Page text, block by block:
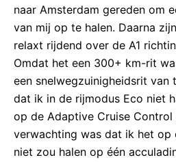
naar Amsterdam gereden om
van mij op te halen. Daarna
relaxt rijdend over de A1
Omdat het een 300+ km-rit
een snelwegzuinigheidsrit van
dat ik in de rijmodus Eco niet
op de Adaptive Cruise Control
verwachting was dat ik het op
niet zou halen op één